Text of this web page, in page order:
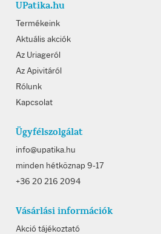
UPatika.hu
Termékeink
Aktuális akciók
Az Uriageról
Az Apivitáról
Rólunk
Kapcsolat
Ügyfélszolgálat
info@upatika.hu
minden hétköznap 9-17
+36 20 216 2094
Vásárlási információk
Akció tájékoztató